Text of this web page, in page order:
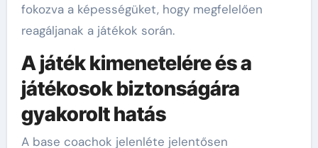
fokozva a képességüket, hogy megfelelően
reagáljanak a játékok során.
A játék kimenetelére és a
játékosok biztonságára
gyakorolt hatás
A base coachok jelenléte jelentősen